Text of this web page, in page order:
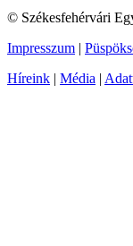
© Székesfehérvári
Impresszum |
Híreink | Média |